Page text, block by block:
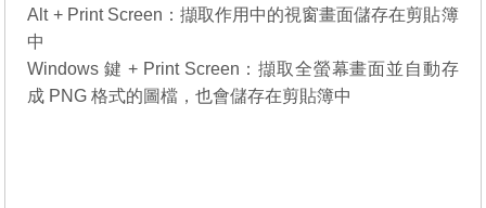
Alt + Print Screen：擷取作用中的視窗畫面儲存在剪貼簿
中
Windows 鍵 + Print Screen：擷取全螢幕畫面並自動存
成 PNG 格式的圖檔，也會儲存在剪貼簿中